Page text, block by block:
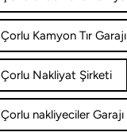
Çorlu Kamyon Tır Garajı
Çorlu Nakliyat Şirketi
Çorlu nakliyeciler Garajı